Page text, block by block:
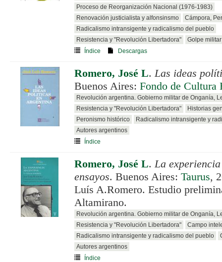
Proceso de Reorganización Nacional (1976-1983)
Renovación justicialista y alfonsinsmo
Cámpora,
Radicalismo intransigente y radicalismo del pueblo
Resistencia y "Revolución Libertadora"
Golpe
Índice
Descargas
Romero, José L.Las ideas
Buenos Aires: Fondo de Cultura
Revolución argentina. Gobierno militar de Onganía,
Resistencia y "Revolución Libertadora"
Historias
Peronismo histórico
Radicalismo intransigente y
Autores argentinos
Índice
Romero, José L.La
ensayos. Buenos Aires: Taurus,
Luís A.Romero. Estudio
Altamirano.
Revolución argentina. Gobierno militar de Onganía,
Resistencia y "Revolución Libertadora"
Campo
Radicalismo intransigente y radicalismo del pueblo
Autores argentinos
Índice